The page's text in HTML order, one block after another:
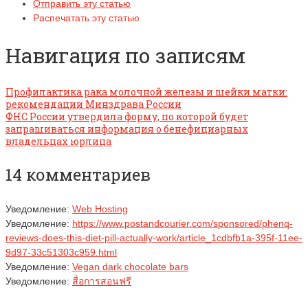
Отправить эту статью
Распечатать эту статью
Навигация по записям
Профилактика рака молочной железы и шейки матки:
рекомендации Минздрава России
ФНС России утвердила форму, по которой будет
запрашиваться информация о бенефициарных
владельцах юрлица
14 комментариев
Уведомление: Web Hosting
Уведомление: https://www.postandcourier.com/sponsored/phenq-
reviews-does-this-diet-pill-actually-work/article_1cdbfb1a-395f-11ee-
9d97-33c51303c959.html
Уведомление: Vegan dark chocolate bars
Уведомление: สื่อการสอนฟรี